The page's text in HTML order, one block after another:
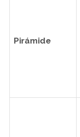
Pirámide